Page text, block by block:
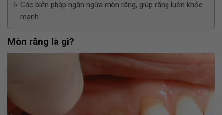
Các biện pháp ngăn ngừa mòn răng, giúp răng luôn khỏe
mạnh
Mòn răng là gì?